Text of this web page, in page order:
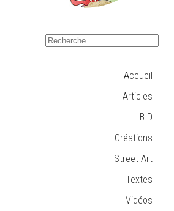
Accueil
Articles
B.D
Créations
Street Art
Textes
Vidéos